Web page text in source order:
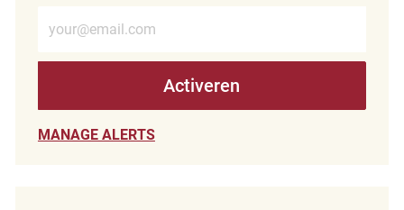
Activeren
MANAGE ALERTS